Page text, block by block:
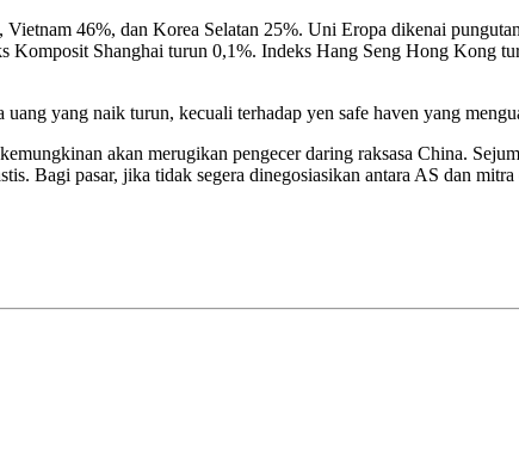
46%, dan Korea Selatan 25%. Uni Eropa dikenai
Komposit Shanghai turun 0,1%. Indeks Hang Seng Hong Kong
yang naik turun, kecuali terhadap yen safe haven yang
akan merugikan pengecer daring raksasa China.
Bagi pasar, jika tidak segera dinegosiasikan antara AS dan